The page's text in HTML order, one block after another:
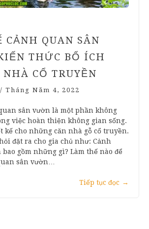
CẢNH QUAN SÂN
THỨC BỔ ÍCH
CỔ TRUYỀN
/ Tháng Năm 4, 2022
sân vườn là một phần không
việc hoàn thiện không gian sống.
kế cho những căn nhà gỗ cổ truyền.
đặt ra cho gia chủ như: Cảnh
gồm những gì? Làm thế nào để
sân vườn…
Tiếp tục đọc →